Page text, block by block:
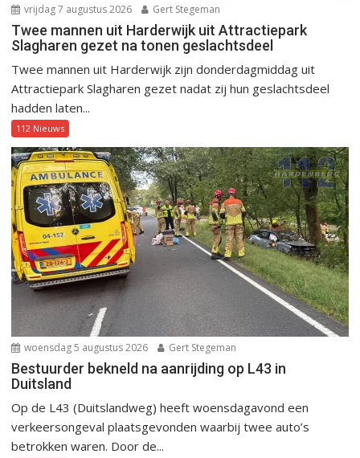
vrijdag 7 augustus 2026 Gert Stegeman
Twee mannen uit Harderwijk uit Attractiepark
Slagharen gezet na tonen geslachtsdeel
Twee mannen uit Harderwijk zijn donderdagmiddag uit
Attractiepark Slagharen gezet nadat zij hun geslachtsdeel
hadden laten...
112 Nieuws
woensdag 5 augustus 2026 Gert Stegeman
Bestuurder bekneld na aanrijding op L43 in
Duitsland
Op de L43 (Duitslandweg) heeft woensdagavond een
verkeersongeval plaatsgevonden waarbij twee auto’s
betrokken waren. Door de...